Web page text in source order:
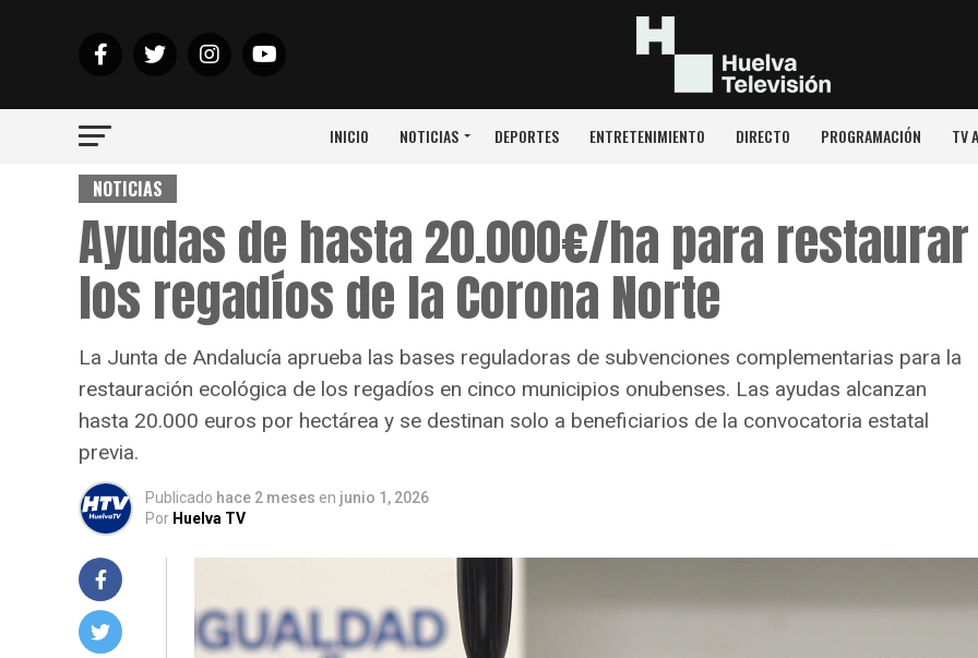
INICIO NOTICIAS DEPORTES ENTRETENIMIENTO DIRECTO PROGRAMACIÓN TV
NOTICIAS
Ayudas de hasta 20.000€/ha para restaurar
los regadíos de la Corona Norte
La Junta de Andalucía aprueba las bases reguladoras de subvenciones complementarias para la
restauración ecológica de los regadíos en cinco municipios onubenses. Las ayudas alcanzan
hasta 20.000 euros por hectárea y se destinan solo a beneficiarios de la convocatoria estatal
previa.
Publicado hace 2 meses en junio 1, 2026
Por Huelva TV